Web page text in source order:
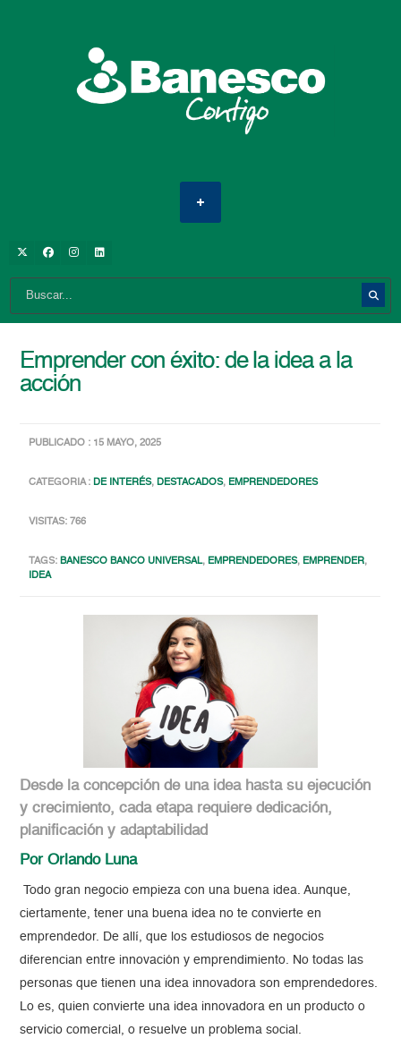
Emprender con éxito: de la idea a la
acción
PUBLICADO : 15 MAYO, 2025
CATEGORIA :DE INTERÉS,DESTACADOS, EMPRENDEDORES
VISITAS: 766
TAGS:BANESCO BANCO UNIVERSAL, EMPRENDEDORES, EMPRENDER,
IDEA
Desde la concepción de una idea hasta su ejecución
y crecimiento, cada etapa requiere dedicación,
planificación y adaptabilidad
Por Orlando Luna
Todo gran negocio empieza con una buena idea. Aunque,
ciertamente, tener una buena idea no te convierte en
emprendedor. De allí, que los estudiosos de negocios
diferencian entre innovación y emprendimiento. No todas las
personas que tienen una idea innovadora son emprendedores.
Lo es, quien convierte una idea innovadora en un producto o
servicio comercial, o resuelve un problema social.